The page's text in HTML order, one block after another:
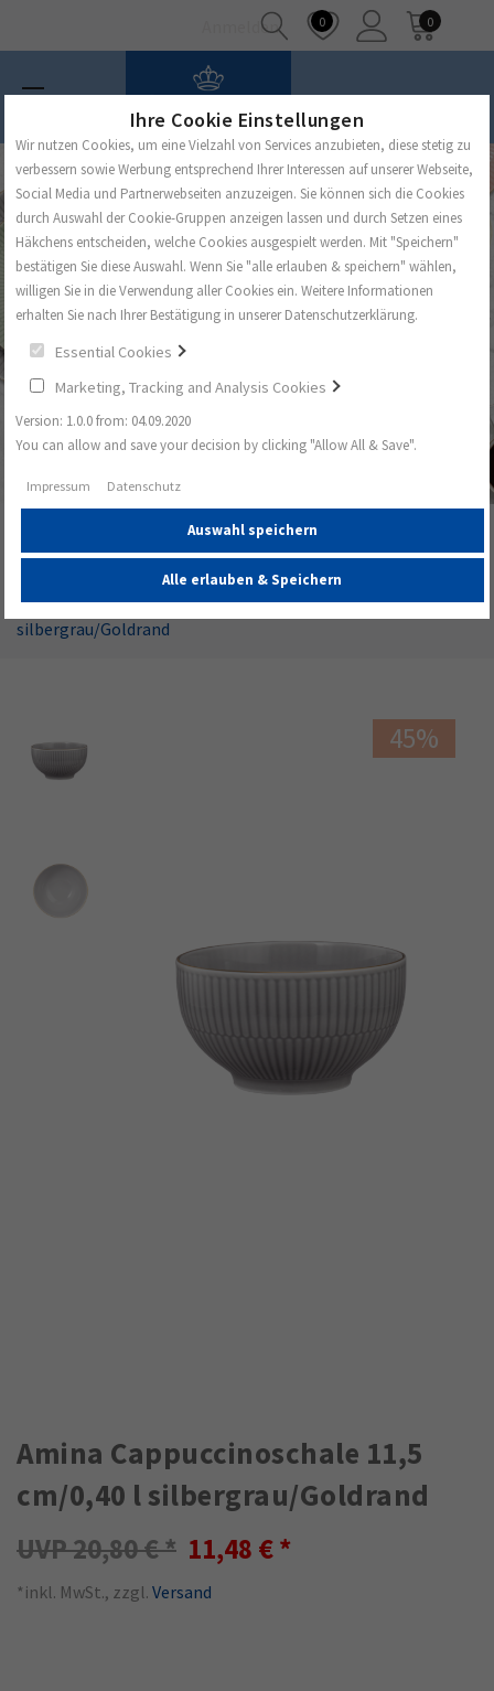
Anmelden 0 0
Alle Geschirrserien
Amina
silbergrau/Goldrand
Amina Cappuccinoschale 11,5 cm/0,40 l
silbergrau/Goldrand
45%
Amina Cappuccinoschale 11,5
cm/0,40 l silbergrau/Goldrand
20,80 € 11,48 €
*inkl. MwSt., zzgl. Versand
Ihre Cookie Einstellungen
Wir nutzen Cookies, um eine Vielzahl von Services anzubieten, diese stetig zu
verbessern sowie Werbung entsprechend Ihrer Interessen auf unserer Webseite,
Social Media und Partnerwebseiten anzuzeigen. Sie können sich die Cookies
durch Auswahl der Cookie-Gruppen anzeigen lassen und durch Setzen eines
Häkchens entscheiden, welche Cookies ausgespielt werden. Mit "Speichern"
bestätigen Sie diese Auswahl. Wenn Sie "alle erlauben & speichern" wählen,
willigen Sie in die Verwendung aller Cookies ein. Weitere Informationen
erhalten Sie nach Ihrer Bestätigung in unserer Datenschutzerklärung.
Essential Cookies
Marketing, Tracking and Analysis Cookies
Version: 1.0.0 from: 04.09.2020
You can allow and save your decision by clicking "Allow All & Save".
Impressum Datenschutz
Auswahl speichern
Alle erlauben & Speichern